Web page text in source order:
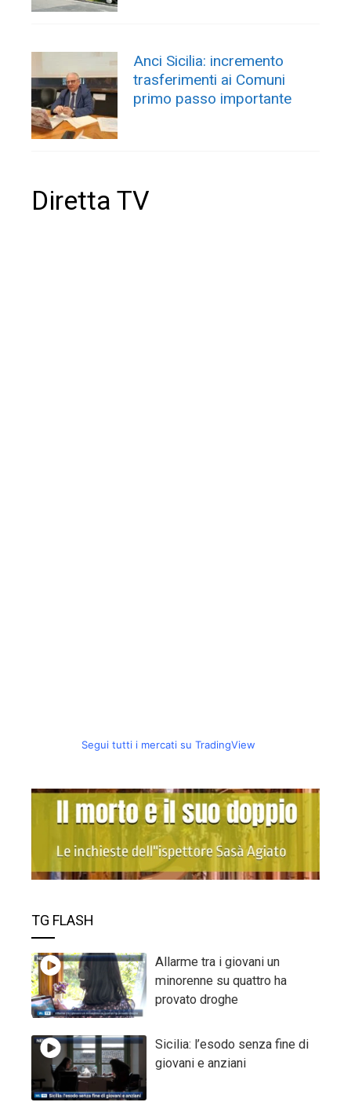
Anci Sicilia: incremento
trasferimenti ai Comuni
primo passo importante
Diretta TV
Segui tutti i mercati su TradingView
TG FLASH
Allarme tra i giovani un
minorenne su quattro ha
provato droghe
Sicilia: l’esodo senza fine di
giovani e anziani